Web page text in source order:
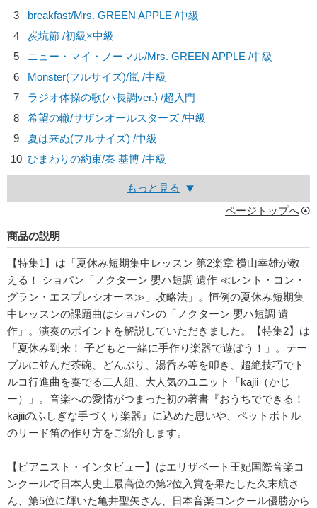
3
breakfast/Mrs. GREEN APPLE /中級
4
炭坑節 /初級×中級
5
ニュー・マイ・ノーマル/Mrs. GREEN APPLE /中級
6
Monster(フルサイズ)/嵐 /中級
7
ラジオ体操の歌(ハ長調ver.) /超入門
8
希望の轍/サザンオールスターズ /中級
9
夏は来ぬ(フルサイズ) /中級
10 ひまわりの約束/秦 基博 /中級
もっと見る
ページトップへ
商品の説明
【特集1】は「夏休み短期集中レッスン 第2楽章 横山幸雄が教
える！ ショパン「ノクターン 嬰ハ短調 遺作 ≪レント・コン・
グラン・エスプレシオーネ≫」攻略法」。恒例の夏休み短期集
中レッスンの課題曲はショパンの「ノクターン 嬰ハ短調 遺
作」。演奏のポイントを解説していただきました。【特集2】は
「夏休み到来！ 子どもと一緒に手作り楽器で遊ぼう！」。テー
ブルに並んだ茶碗、どんぶり、湯呑み等を叩き、超絶技巧でト
ルコ行進曲を奏でる二人組、大人気のユニット「kajii（かじ
ー）」。音楽への愛情がつまった初の著書『おうちでできる！
kajiiのふしぎな手づくり楽器』に込めた思いや、ペットボトル
のリード笛の作り方をご紹介します。
【ピアニスト・インタビュー】はエリザベート王妃国際音楽コ
ンクールで日本人史上最高位の第2位入賞を果たした久末航さ
ん、第5位に輝いた亀井聖矢さん、日本音楽コンクール優勝から